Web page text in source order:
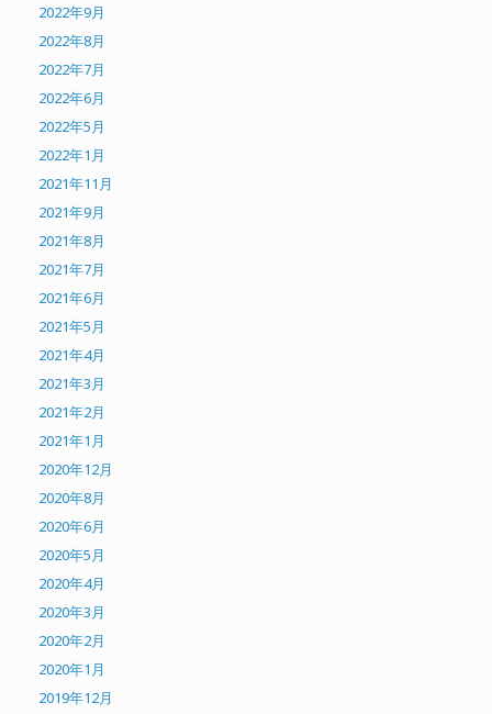
2022年9月
2022年8月
2022年7月
2022年6月
2022年5月
2022年1月
2021年11月
2021年9月
2021年8月
2021年7月
2021年6月
2021年5月
2021年4月
2021年3月
2021年2月
2021年1月
2020年12月
2020年8月
2020年6月
2020年5月
2020年4月
2020年3月
2020年2月
2020年1月
2019年12月